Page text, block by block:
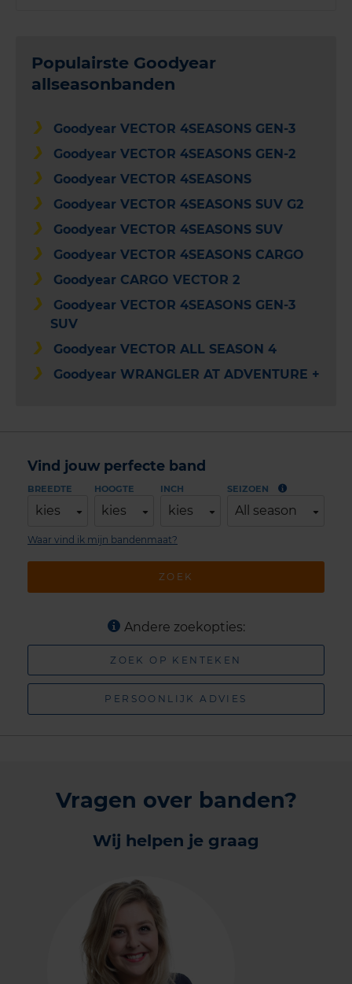
Populairste Goodyear
allseasonbanden
Goodyear VECTOR 4SEASONS GEN-3
Goodyear VECTOR 4SEASONS GEN-2
Goodyear VECTOR 4SEASONS
Goodyear VECTOR 4SEASONS SUV G2
Goodyear VECTOR 4SEASONS SUV
Goodyear VECTOR 4SEASONS CARGO
Goodyear CARGO VECTOR 2
Goodyear VECTOR 4SEASONS GEN-3
SUV
Goodyear VECTOR ALL SEASON 4
Goodyear WRANGLER AT ADVENTURE +
Vind jouw perfecte band
BREEDTE
kies
HOOGTE
kies
INCH
kies
SEIZOEN
All season
ZOEK
Waar vind ik mijn bandenmaat?
Andere zoekopties:
ZOEK OP KENTEKEN
PERSOONLIJK ADVIES
Vragen over banden?
Wij helpen je graag